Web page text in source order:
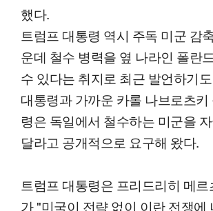
했다.
트럼프 대통령 역시 주독 미군 감
운데 철수 병력을 옆 나라인 폴란
수 있다는 취지로 최근 발언하기
대통령과 가까운 카롤 나브로츠
령은 독일에서 철수하는 미군을
달라고 공개적으로 요구해 왔다.
트럼프 대통령은 프리드리히 메르
가 "미국이 전략 없이 이란 전쟁에